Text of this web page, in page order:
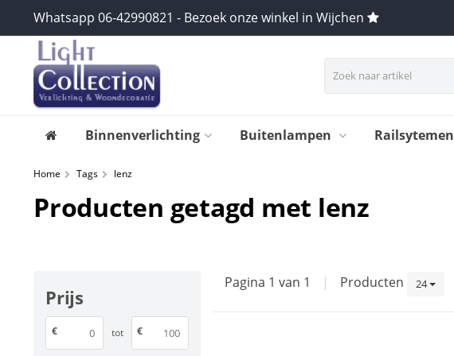
Whatsapp 06-42990821 - Bezoek onze winkel in Wijchen
Binnenverlichting Buitenlampen Railsytemen
Home Tags lenz
Producten getagd met lenz
Prijs
€ tot €
Pagina 1 van 1 | Producten 24